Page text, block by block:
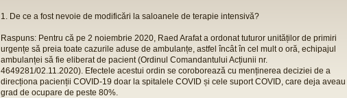
1. De ce a fost nevoie de modificări la saloanele de terapie intensivă?
Raspuns: Pentru că pe 2 noiembrie 2020, Raed Arafat a ordonat tuturor unităților de primiri
urgențe să preia toate cazurile aduse de ambulanțe, astfel încât în cel mult o oră, echipajul
ambulanței să fie eliberat de pacient (Ordinul Comandantului Acțiunii nr.
4649281/02.11.2020). Efectele acestui ordin se coroborează cu menținerea deciziei de a
direcționa pacienții COVID-19 doar la spitalele COVID și cele suport COVID, care deja aveau
grad de ocupare de peste 80%.